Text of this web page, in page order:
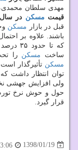
مهدی سلطان
قیمت مسكن در سال
قبل در بازار مسكن
باشند. علاوه بر
كه تا
ساخت مسكن را
مسكن تأثیرگذار
توان انتظار داشت كه
ولی افزایش جهشی
حول و حوش نرخ تورم
قرار گیرد.
1398/01/19